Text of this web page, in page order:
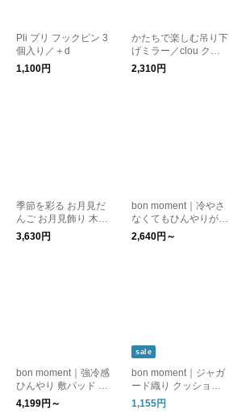
Pli プリ フックピン 3
個入り／＋d
1,100円
かたちで楽しむ吊り下
げミラー／clou クラ
ウ
2,310円
季節を彩る お月見だ
んご お月見飾り 木製
／ISLE SIGN インテリ
ア 雑貨 十五夜 秋
3,630円
bon moment｜冷やさ
なくてもひんやりが続
く 北極まくら ／ 冷感
枕
2,640円～
bon moment｜強冷感
ひんやり 敷パッド 持
続冷感 シングル 夏寝
具
4,199円～
sale
bon moment｜ジャガ
ード織り クッション
カバー 45×45cm
1,155円